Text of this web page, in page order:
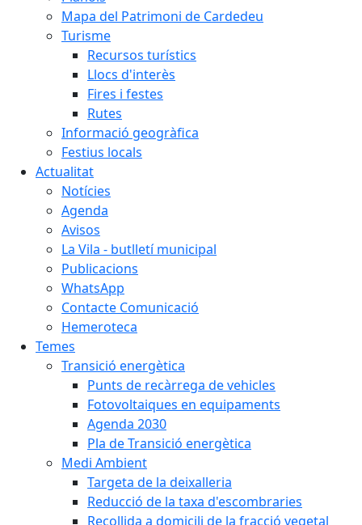
Mapa del Patrimoni de Cardedeu
Turisme
Recursos turístics
Llocs d'interès
Fires i festes
Rutes
Informació geogràfica
Festius locals
Actualitat
Notícies
Agenda
Avisos
La Vila - butlletí municipal
Publicacions
WhatsApp
Contacte Comunicació
Hemeroteca
Temes
Transició energètica
Punts de recàrrega de vehicles
Fotovoltaiques en equipaments
Agenda 2030
Pla de Transició energètica
Medi Ambient
Targeta de la deixalleria
Reducció de la taxa d'escombraries
Recollida a domicili de la fracció vegetal